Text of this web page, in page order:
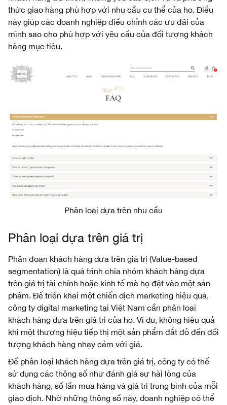
thức giao hàng phù hợp với nhu cầu cụ thể của họ. Điều
này giúp các doanh nghiệp điều chỉnh các ưu đãi của
mình sao cho phù hợp với yêu cầu của đối tượng khách
hàng mục tiêu.
Phân loại dựa trên nhu cầu
Phân loại dựa trên giá trị
Phân đoạn khách hàng dựa trên giá trị (Value-based
segmentation) là quá trình chia nhóm khách hàng dựa
trên giá trị tài chính hoặc kinh tế mà họ đặt vào một sản
phẩm. Để triển khai một chiến dịch marketing hiệu quả,
công ty digital marketing tại Việt Nam cần phân loại
khách hàng dựa trên giá trị của họ. Ví dụ, không hiệu quả
khi một thương hiệu tiếp thị một sản phẩm đắt đỏ đến đối
tượng khách hàng nhạy cảm với giá.
Để phân loại khách hàng dựa trên giá trị, công ty có thể
sử dụng các thông số như đánh giá sự hài lòng của
khách hàng, số lần mua hàng và giá trị trung bình của mỗi
giao dịch. Nhờ những thông số này, doanh nghiệp có thể